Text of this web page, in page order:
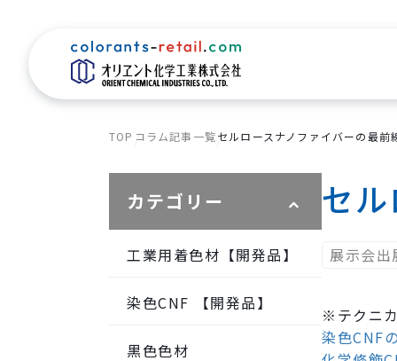
TOP コラム記事一覧セルロースナノファイバーの最
カテゴリー
工業用着色材【開発品】
染色CNF 【開発品】
黒色色材
セ
展示会出
※テクニ
染色CNF